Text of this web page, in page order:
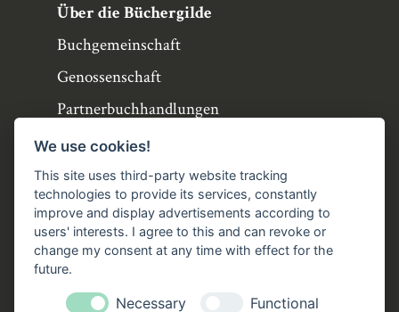
Über die Büchergilde
Buchgemeinschaft
Genossenschaft
Partnerbuchhandlungen
Büchergilde online
Stellenangebote
Folgen Sie uns!
FacebookInstagramYouTubeTikTok
Zustellung durch:
We use cookies!
This site uses third-party website tracking
technologies to provide its services, constantly
improve and display advertisements according to
users' interests. I agree to this and can revoke or
change my consent at any time with effect for the
future.
Necessary Functional